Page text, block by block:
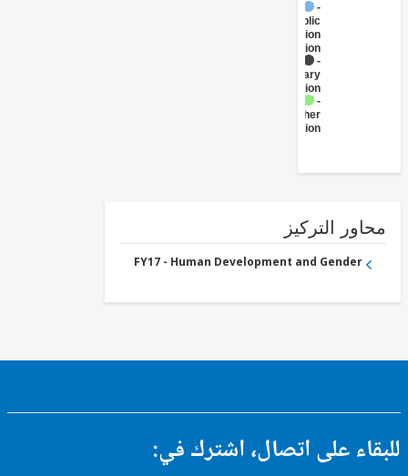
Administration
- Education
Education
Education
التركيز
FY17 - Human Development and Gender
على اتصال، اشترك في: